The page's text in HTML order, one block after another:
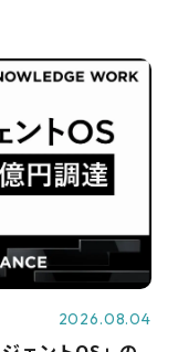
2026.08.04